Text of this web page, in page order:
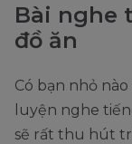
Bài nghe
đồ ăn
Có bạn nhỏ
luyện nghe
sẽ rất thu hút